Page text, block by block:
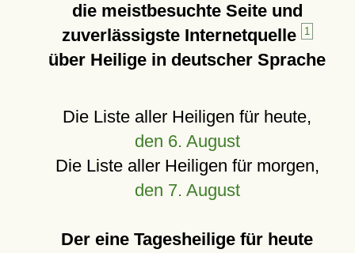
die meistbesuchte Seite und
zuverlässigste Internetquelle
1
über Heilige in deutscher Sprache
Die Liste aller Heiligen für heute,
den 6. August
Die Liste aller Heiligen für morgen,
den 7. August
Der eine Tagesheilige für heute